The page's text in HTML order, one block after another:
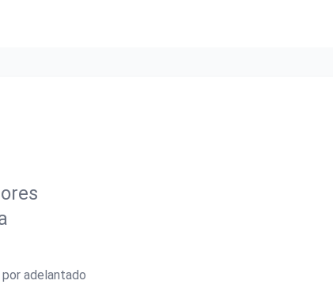
adelantado